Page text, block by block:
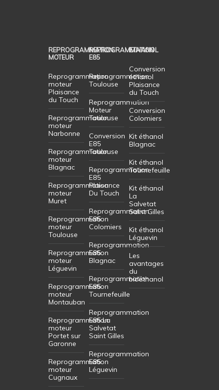
REPROGRAMMATION
MOTEUR
Reprogrammation
moteur
Plaisance
du Touch
Reprogrammation
moteur
Narbonne
Reprogrammation
moteur
Blagnac
Reprogrammation
moteur
Muret
Reprogrammation
moteur
Toulouse
Reprogrammation
moteur
Léguevin
Reprogrammation
moteur
Montauban
Reprogrammation
moteur
Portet sur
Garonne
Reprogrammation
moteur
Cugnaux
REPROGRAMMATION
E85
Reprogrammation
Toulouse
Reprogrammation
Moteur
Toulouse
Conversion
E85
Toulouse
Reprogrammation
E85
Plaisance
Du Touch
Reprogrammation
E85
Colomiers
Reprogrammation
E85
Blagnac
Reprogrammation
E85
Tournefeuille
Reprogrammation
E85 La
Salvetat
Saint Gilles
Reprogrammation
E85
Léguevin
ETHANOL
Conversion
éthanol
Plaisance
du Touch
Conversion
Colomiers
Kit éthanol
Blagnac
Kit éthanol
Tournefeuille
Kit éthanol
La
Salvetat
Saint Gilles
Kit éthanol
Léguevin
Les
avantages
du
bioéthanol